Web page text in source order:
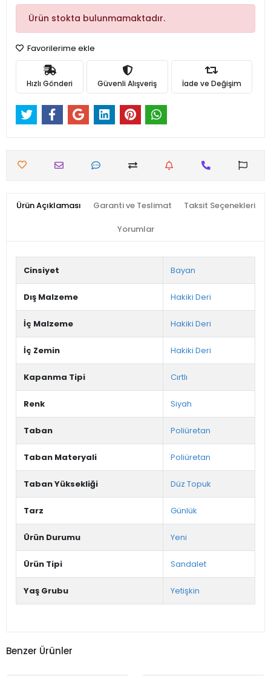
Ürün stokta bulunmamaktadır.
Favorilerime ekle
Hızlı Gönderi Güvenli Alışveriş İade ve Değişim
Ürün Açıklaması Garanti ve Teslimat Taksit Seçenekleri
Yorumlar
Cinsiyet Bayan
Dış Malzeme Hakiki Deri
İç Malzeme Hakiki Deri
İç Zemin Hakiki Deri
Kapanma Tipi Cırtlı
Renk Siyah
Taban Poliüretan
Taban Materyali Poliüretan
Taban Yüksekliği Düz Topuk
Tarz Günlük
Ürün Durumu Yeni
Ürün Tipi Sandalet
Yaş Grubu Yetişkin
Benzer Ürünler